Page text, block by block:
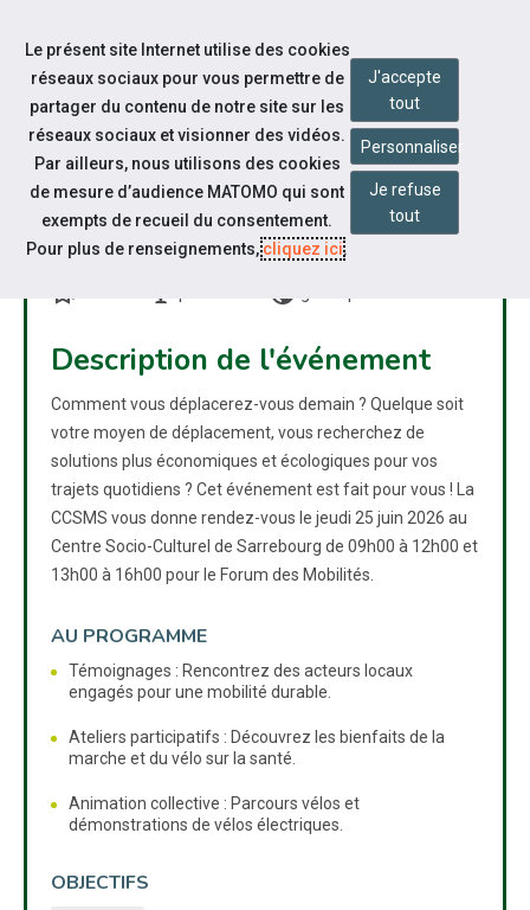
Aller au contenu
FORUM DES MOBILITÉS DE
SARREBOURG
bookmarks nest_cam_indoor public
Description de l'événement
Comment vous déplacerez-vous demain ? Quelque soit
votre moyen de déplacement, vous recherchez de
solutions plus économiques et écologiques pour vos
trajets quotidiens ? Cet événement est fait pour vous ! La
CCSMS vous donne rendez-vous le jeudi 25 juin 2026 au
Centre Socio-Culturel de Sarrebourg de 09h00 à 12h00 et
13h00 à 16h00 pour le Forum des Mobilités.
AU PROGRAMME
Témoignages : Rencontrez des acteurs locaux
engagés pour une mobilité durable.
Ateliers participatifs : Découvrez les bienfaits de la
marche et du vélo sur la santé.
Animation collective : Parcours vélos et
démonstrations de vélos électriques.
OBJECTIFS
Le présent site Internet utilise des cookies
réseaux sociaux pour vous permettre de
partager du contenu de notre site sur les
réseaux sociaux et visionner des vidéos.
Par ailleurs, nous utilisons des cookies
de mesure d’audience MATOMO qui sont
exempts de recueil du consentement.
Pour plus de renseignements,cliquez ici.
J'accepte
tout
Personnaliser
Je refuse
tout